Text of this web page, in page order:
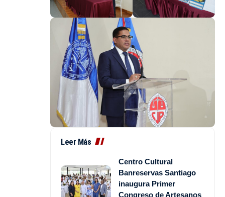
Leer Más
Centro Cultural
Banreservas Santiago
inaugura Primer
Congreso de Artesanos